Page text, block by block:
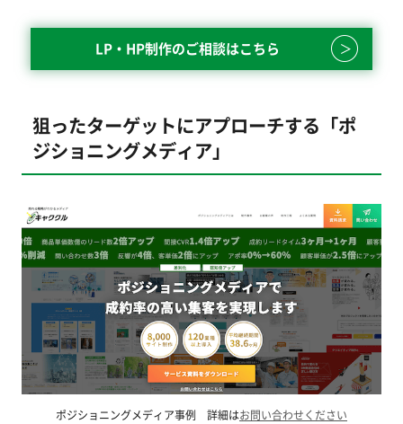
LP・HP制作のご相談はこちら
狙ったターゲットにアプローチする「ポ
ジショニングメディア」
ポジショニングメディア事例 詳細はお問い合わせください